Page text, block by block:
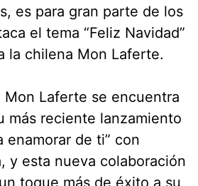
es para gran parte de los
el tema “Feliz Navidad”
la chilena Mon Laferte.
Mon Laferte se encuentra
más reciente lanzamiento
enamorar de ti” con
y esta nueva colaboración